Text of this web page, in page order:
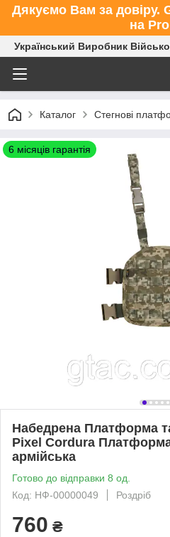
Дякуємо Вам за довіру.
на
Український Виробник
Каталог Стегнові
6 місяців гарантія
Набедрена Платформа
Pixel Cordura
армійська
Готово до відправки 8 од.
Код: НФ-00000049
Роздріб
760 ₴